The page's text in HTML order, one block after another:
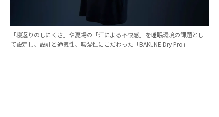
「寝返りのしにくさ」や夏場の「汗による不快感」を睡眠環境の課題とし
て設定し、設計と通気性、吸湿性にこだわった「BAKUNE Dry Pro」